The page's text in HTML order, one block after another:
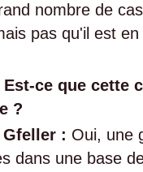
nombre de
pas qu'il est
Est-ce que
?
: Oui, une
dans une base